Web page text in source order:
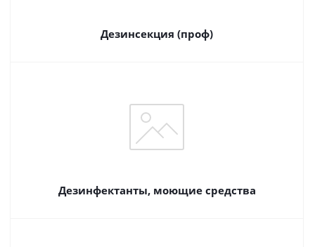
Дезинсекция (проф)
Дезинфектанты, моющие средства